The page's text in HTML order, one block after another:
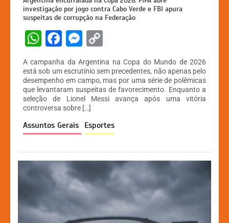
investigação por jogo contra Cabo Verde e FBI apura
suspeitas de corrupção na Federação
W
at
s
A
p
p
F
a
c
e
b
o
o
k
M
s
s
e
n
g
er
p
y
Li
n
k
A campanha da Argentina na Copa do Mundo de 2026
está sob um escrutínio sem precedentes, não apenas pelo
desempenho em campo, mas por uma série de polêmicas
que levantaram suspeitas de favorecimento. Enquanto a
seleção de Lionel Messi avança após uma vitória
controversa sobre […]
Assuntos Gerais Esportes